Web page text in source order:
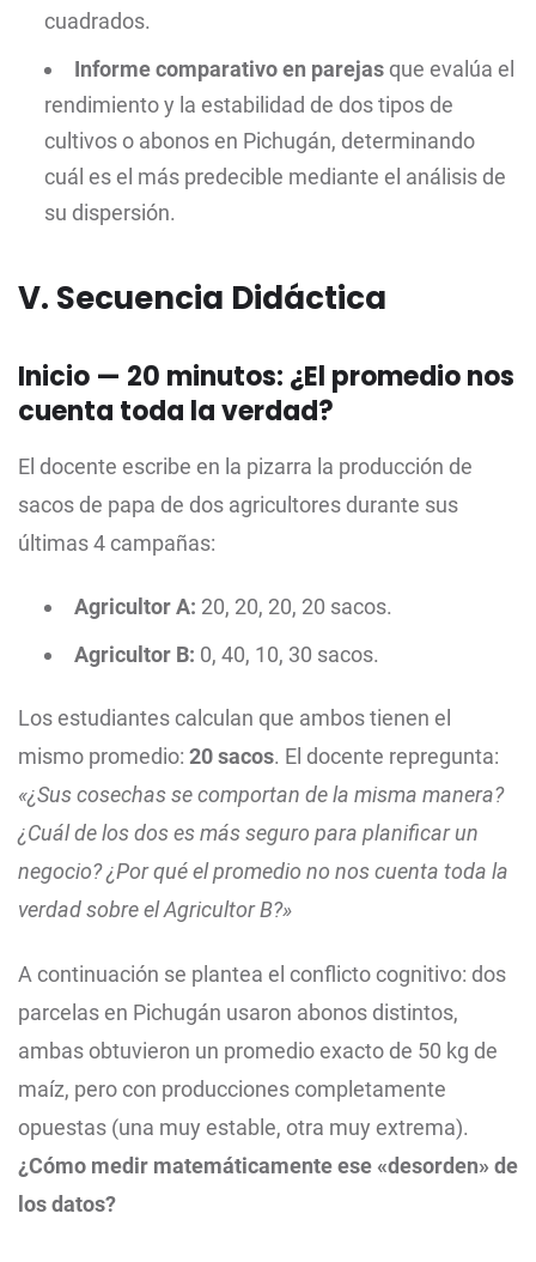
cuadrados.
Informe comparativo en parejas que evalúa el
rendimiento y la estabilidad de dos tipos de
cultivos o abonos en Pichugán, determinando
cuál es el más predecible mediante el análisis de
su dispersión.
V. Secuencia Didáctica
Inicio — 20 minutos: ¿El promedio nos
cuenta toda la verdad?
El docente escribe en la pizarra la producción de
sacos de papa de dos agricultores durante sus
últimas 4 campañas:
Agricultor A: 20, 20, 20, 20 sacos.
Agricultor B: 0, 40, 10, 30 sacos.
Los estudiantes calculan que ambos tienen el
mismo promedio: 20 sacos. El docente repregunta:
«¿Sus cosechas se comportan de la misma manera?
¿Cuál de los dos es más seguro para planificar un
negocio? ¿Por qué el promedio no nos cuenta toda la
verdad sobre el Agricultor B?»
A continuación se plantea el conflicto cognitivo: dos
parcelas en Pichugán usaron abonos distintos,
ambas obtuvieron un promedio exacto de 50 kg de
maíz, pero con producciones completamente
opuestas (una muy estable, otra muy extrema).
¿Cómo medir matemáticamente ese «desorden» de
los datos?